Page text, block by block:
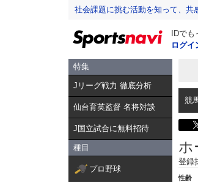
社会課題に挑む活動を知って、共
IDで
ログイ
特集
Jリーグ戦力 徹底分析
仙台育英監督 名将対談
J国立試合に無料招待
種目
プロ野球
競
ホ
登録
性齢